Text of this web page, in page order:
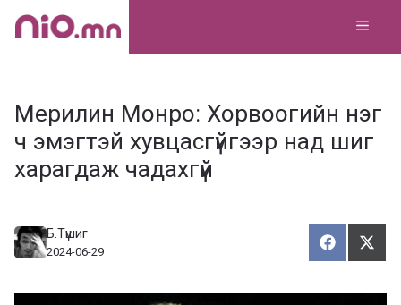
Skip
Мерилин Монро: Хорвоогийн нэг
ч эмэгтэй хувцасгүйгээр над шиг
харагдаж чадахгүй
Б.Түшиг
2024-06-29
Х
у
а
Т
э